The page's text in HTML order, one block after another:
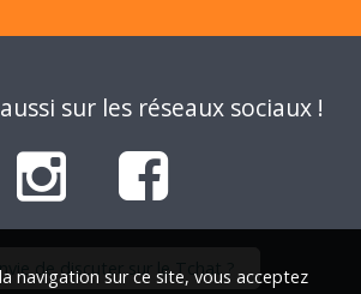
sur les réseaux sociaux !
de discuter sur le Tchat ?
navigation sur ce site, vous acceptez